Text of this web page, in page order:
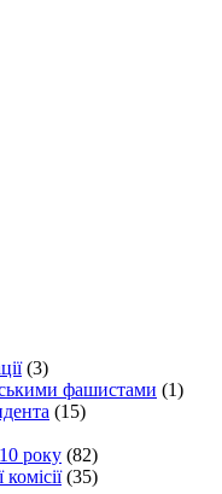
(3)
фашистами (1)
(15)
року (82)
(35)